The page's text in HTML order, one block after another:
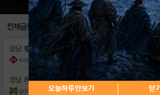
전체글보기
잡담 좋은하루되세요~
kissbet 조회수:35 | 23.03.07
잡담 카톡 구글정보이용료현금 본사직영상담하는법∝
gdotvi 조회수:103 | 21.07.07
오늘하루 안보기 닫기